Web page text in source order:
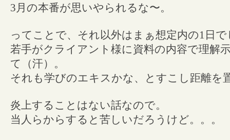
3月の本番が思いやられるな〜。
ってことで、それ以外はまぁ想定内の1日
若手がクライアント様に資料の内容で理解
て（汗）。
それも学びのエキスかな、とすこし距離を
炎上することはない話なので。
当人らからすると苦しいだろうけど。。。